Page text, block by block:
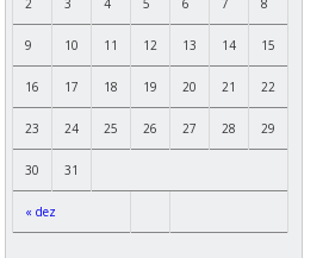
« dez
2 3 4 5 6 7 8
9 10 11 12 13 14 15
16 17 18 19 20 21 22
23 24 25 26 27 28 29
30 31